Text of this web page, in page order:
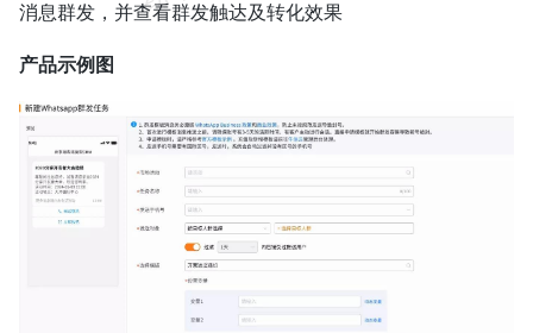
消息群发，并查看群发触达及转化效果
产品示例图